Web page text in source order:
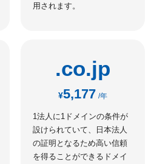
用されます。
.co.jp
¥5,177 /年
1法人に1ドメインの条件が
設けられていて、日本法人
の証明となるため高い信頼
を得ることができるドメイ